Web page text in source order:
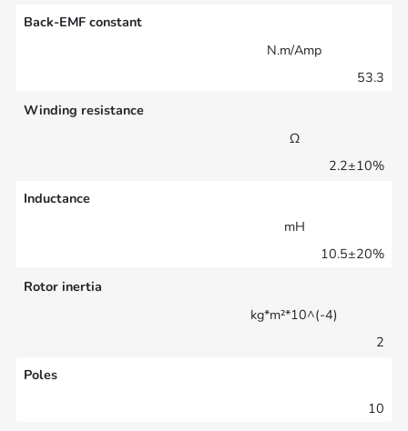
Back-EMF constant
N.m/Amp
53.3
Winding resistance
Ω
2.2±10%
Inductance
mH
10.5±20%
Rotor inertia
kg*m²*10^(-4)
2
Poles
10